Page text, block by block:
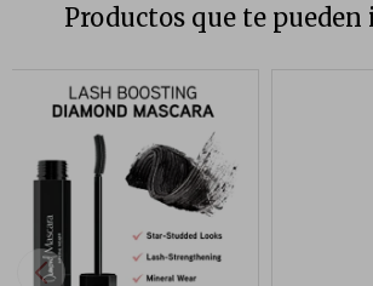
Productos que te